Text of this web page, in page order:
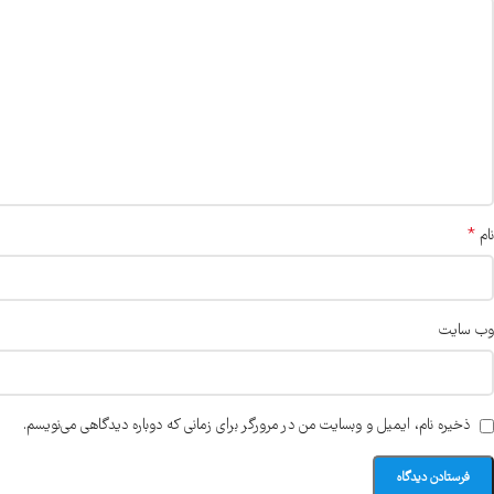
نام *
وب‌ سایت
ذخیره نام، ایمیل و وبسایت من در مرورگر برای زمانی که دوباره دیدگاهی می‌نویسم.